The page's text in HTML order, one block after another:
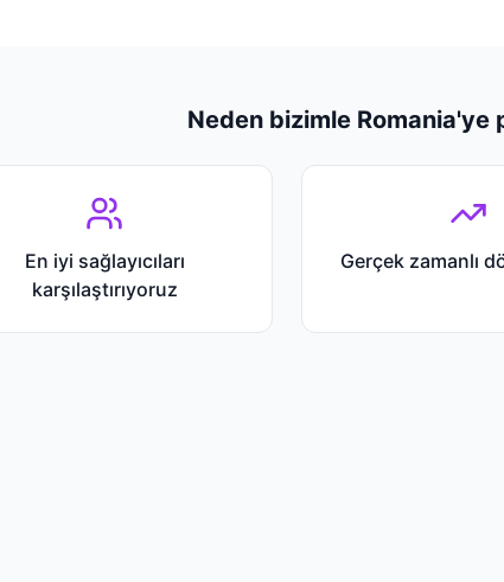
Neden bizimle Romania'ye
En iyi sağlayıcıları
karşılaştırıyoruz
Gerçek zamanlı